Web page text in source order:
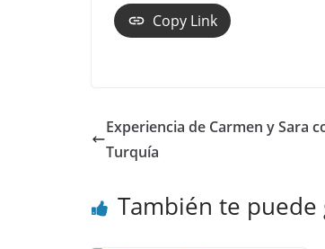
Copy Link
Experiencia de Carmen y Sara
Turquía
También te puede